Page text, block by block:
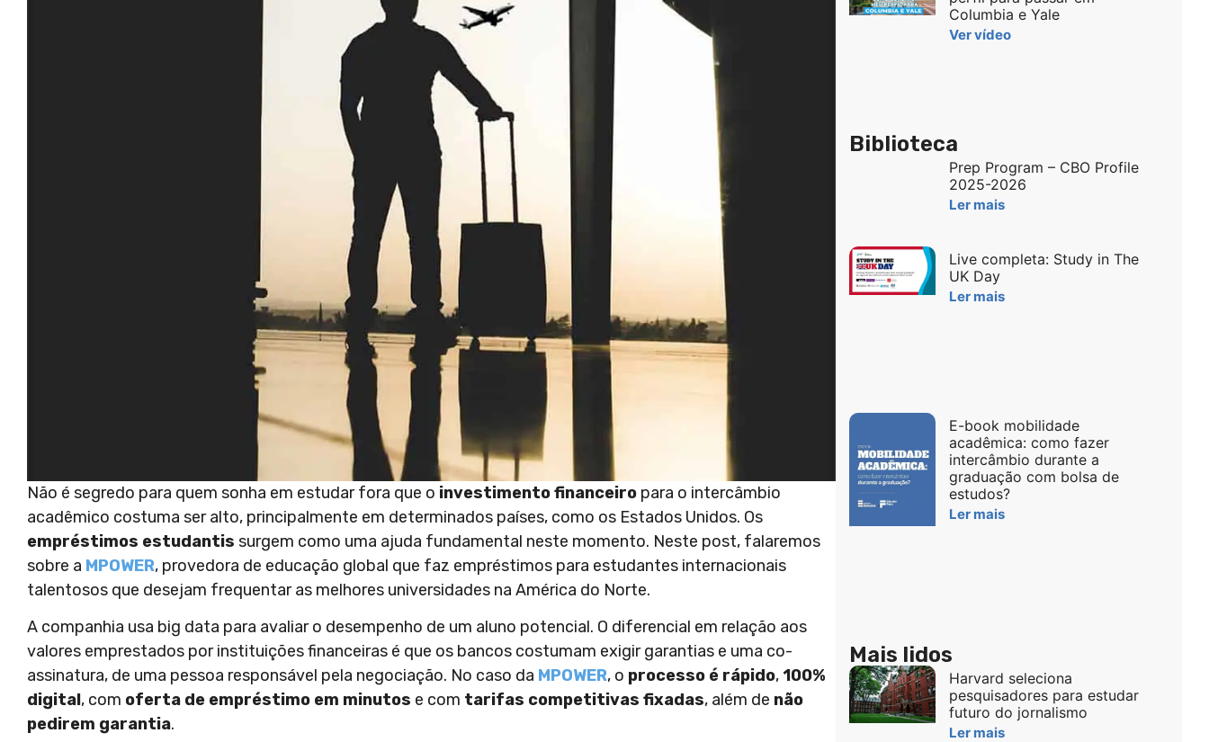
Não é segredo para quem sonha em estudar fora que o investimento financeiro para o intercâmbio
acadêmico costuma ser alto, principalmente em determinados países, como os Estados Unidos. Os
empréstimos estudantis surgem como uma ajuda fundamental neste momento. Neste post, falaremos
sobre a MPOWER, provedora de educação global que faz empréstimos para estudantes internacionais
talentosos que desejam frequentar as melhores universidades na América do Norte.
A companhia usa big data para avaliar o desempenho de um aluno potencial. O diferencial em relação aos
valores emprestados por instituições financeiras é que os bancos costumam exigir garantias e uma co-
assinatura, de uma pessoa responsável pela negociação. No caso da MPOWER, o processo é rápido, 100%
digital, com oferta de empréstimo em minutos e com tarifas competitivas fixadas, além de não
pedirem garantia.
Columbia e Yale
Ver vídeo
Biblioteca
Prep Program – CBO Profile
2025-2026
Ler mais
Live completa: Study in The
UK Day
Ler mais
E-book mobilidade
acadêmica: como fazer
intercâmbio durante a
graduação com bolsa de
estudos?
Ler mais
Mais lidos
Harvard seleciona
pesquisadores para estudar
futuro do jornalismo
Ler mais